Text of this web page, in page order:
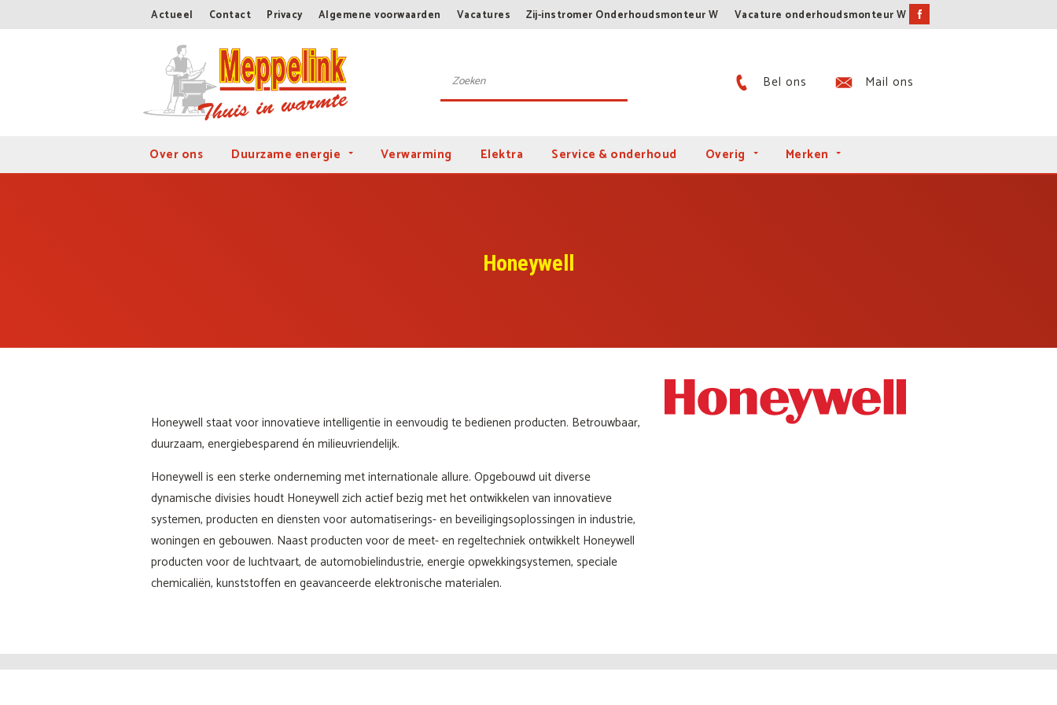
Actueel Contact Privacy Algemene voorwaarden Vacatures Zij-instromer Onderhoudsmonteur W Vacature onderhoudsmonteur W
Bel ons Mail ons
Over ons Duurzame energie Verwarming Elektra Service & onderhoud Overig Merken
Honeywell
Honeywell staat voor innovatieve intelligentie in eenvoudig te bedienen producten. Betrouwbaar,
duurzaam, energiebesparend én milieuvriendelijk.
Honeywell is een sterke onderneming met internationale allure. Opgebouwd uit diverse
dynamische divisies houdt Honeywell zich actief bezig met het ontwikkelen van innovatieve
systemen, producten en diensten voor automatiserings- en beveiligingsoplossingen in industrie,
woningen en gebouwen. Naast producten voor de meet- en regeltechniek ontwikkelt Honeywell
producten voor de luchtvaart, de automobielindustrie, energie opwekkingsystemen, speciale
chemicaliën, kunststoffen en geavanceerde elektronische materialen.